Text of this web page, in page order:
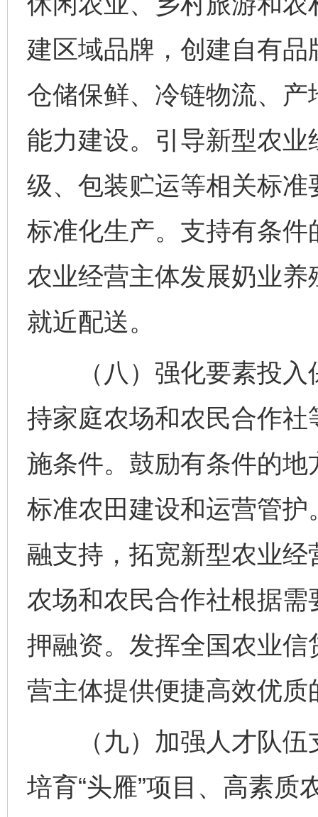
建区域品牌，创建自有
仓储保鲜、冷链物流、
能力建设。引导新型农
级、包装贮运等相关标
标准化生产。支持有条
农业经营主体发展奶业
就近配送。
（八）强化要素投入
持家庭农场和农民合作
施条件。鼓励有条件的
标准农田建设和运营管
融支持，拓宽新型农业
农场和农民合作社根据
押融资。发挥全国农业
营主体提供便捷高效优质
（九）加强人才队伍
培育“头雁”项目、高素质